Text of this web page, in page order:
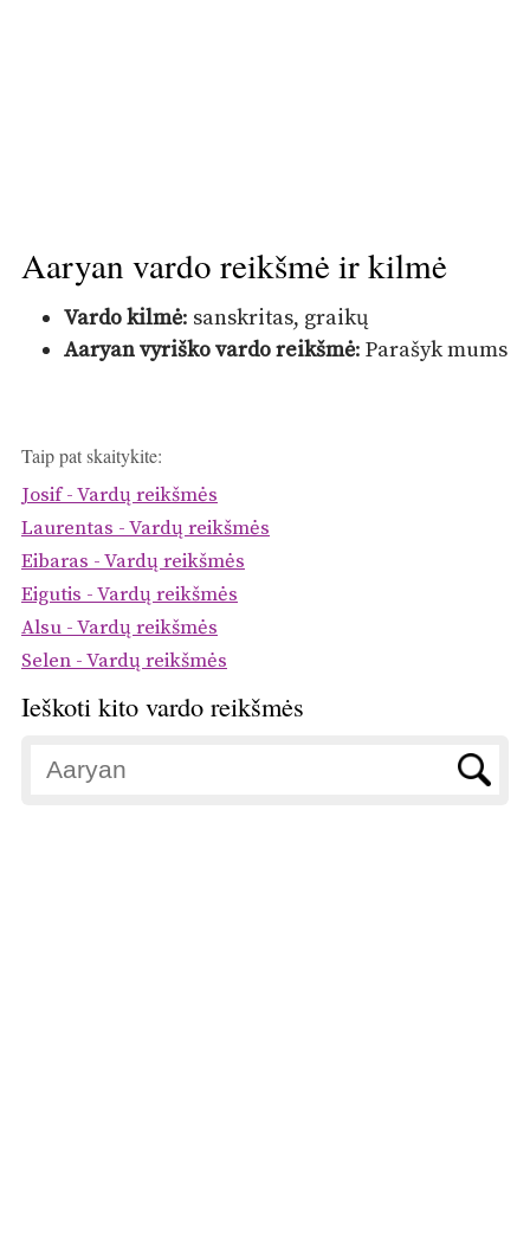
Aaryan vardo reikšmė ir kilmė
Vardo kilmė: sanskritas, graikų
Aaryan vyriško vardo reikšmė: Parašyk mums
Taip pat skaitykite:
Josif - Vardų reikšmės
Laurentas - Vardų reikšmės
Eibaras - Vardų reikšmės
Eigutis - Vardų reikšmės
Alsu - Vardų reikšmės
Selen - Vardų reikšmės
Ieškoti kito vardo reikšmės